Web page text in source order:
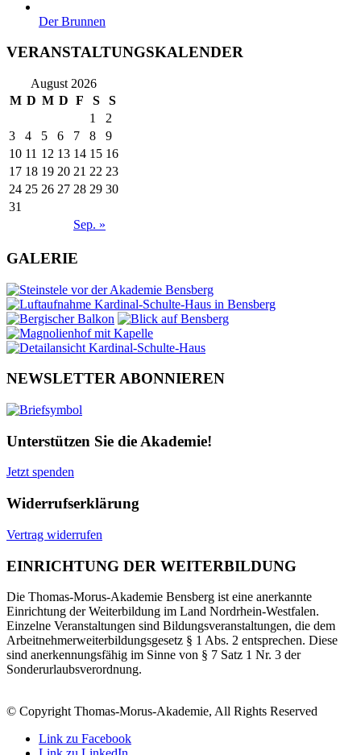
Der Brunnen
VERANSTALTUNGSKALENDER
August 2026
M D M D F S S
Sep. »
1
2
3
4 5 6 7 8
9
10 11 12 13 14 15 16
17 18 19 20 21 22 23
24 25 26 27 28 29 30
31
GALERIE
NEWSLETTER ABONNIEREN
Unterstützen Sie die Akademie!
Jetzt spenden
Widerrufserklärung
Vertrag widerrufen
EINRICHTUNG DER WEITERBILDUNG
Die Thomas-Morus-Akademie Bensberg ist eine anerkannte
Einrichtung der Weiterbildung im Land Nordrhein-Westfalen.
Einzelne Veranstaltungen sind Bildungsveranstaltungen, die dem
Arbeitnehmerweiterbildungsgesetz § 1 Abs. 2 entsprechen. Diese
sind anerkennungsfähig im Sinne von § 7 Satz 1 Nr. 3 der
Sonderurlaubsverordnung.
© Copyright Thomas-Morus-Akademie, All Rights Reserved
Link zu Facebook